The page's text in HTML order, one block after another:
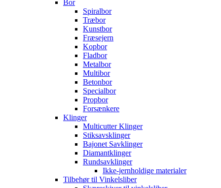
Bor
Spiralbor
Træbor
Kunstbor
Fræsejern
Kopbor
Fladbor
Metalbor
Multibor
Betonbor
Specialbor
Propbor
Forsænkere
Klinger
Multicutter Klinger
Stiksavsklinger
Bajonet Savklinger
Diamantklinger
Rundsavklinger
Ikke-jernholdige materialer
Tilbehør til Vinkelsliber